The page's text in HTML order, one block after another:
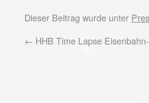
Dieser Beitrag wurde unter
← HHB Time Lapse